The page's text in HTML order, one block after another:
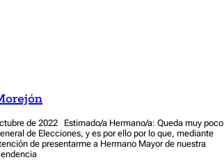
de 2022 Estimado/a Hermano/a: Queda muy poco
de Elecciones, y es por ello por lo que, mediante
de presentarme a Hermano Mayor de nuestra